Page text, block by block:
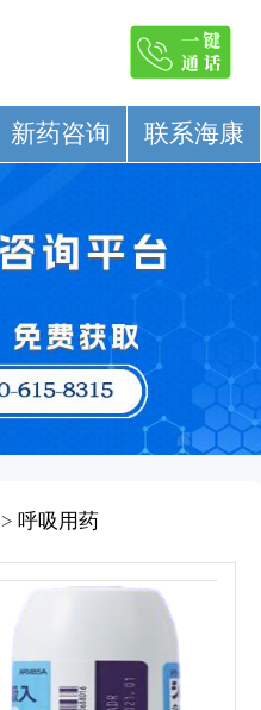
新药咨询 联系海康
> 呼吸用药